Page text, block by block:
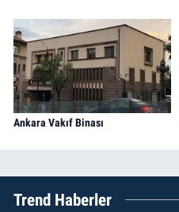
Ankara Vakıf Binası
Trend Haberler